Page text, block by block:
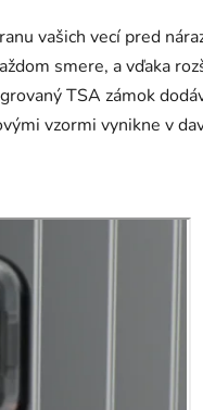
vašich vecí pred
smere, a vďaka
TSA zámok
vzormi vynikne v